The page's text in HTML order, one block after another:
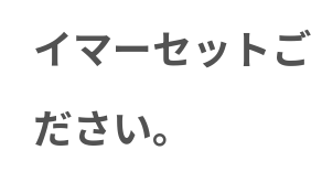
イマーセット
ださい。